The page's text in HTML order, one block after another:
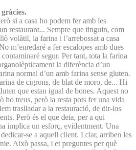
si a casa ho podem fer amb les
restaurant... Sempre que tinguin, com
volàtil, la farina i l’arrebossat a casa
m’enredaré a fer escalopes amb dues
segur. Per tant, tota la farina
la diferència d’un
normal d’un amb farina sense gluten.
de cigrons, de blat de moro, de... Hi
que estan igual de bones. Aquest no
ho treus, però la resta pots fer una vida
traslladar a la restauració, de dir-los
Però és el que deia, per a qui
implica un esforç, evidentment. Una
se a aquell client. I clar, arriben les
Això passa, i et preguntes per què